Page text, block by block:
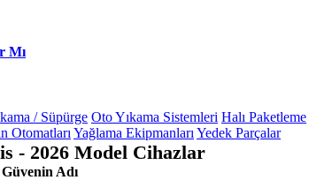
Mı
/ Süpürge Oto Yıkama Sistemleri Halı Paketleme
Otomatları Yağlama Ekipmanları Yedek Parçalar
- 2026 Model Cihazlar
Adı